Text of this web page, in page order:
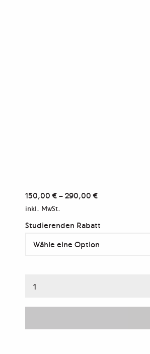
150,00€–290,00€
inkl. MwSt.
Studierenden Rabatt
Online-